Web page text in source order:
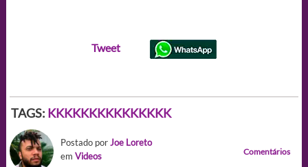
Tweet
TAGS: KKKKKKKKKKKKKKK
Postado porJoe Loreto
em Videos Comentários